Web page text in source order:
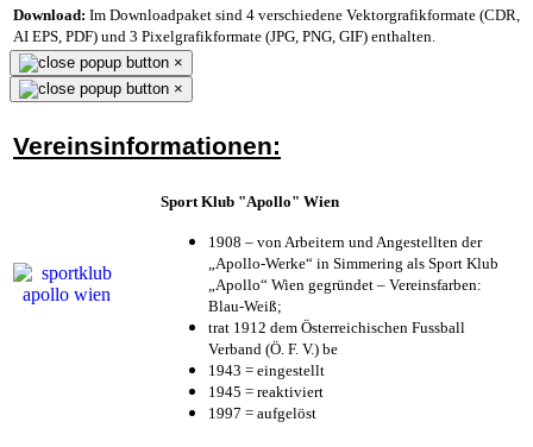
Download: Im Downloadpaket sind 4 verschiedene Vektorgrafikformate (CDR,
AI EPS, PDF) und 3 Pixelgrafikformate (JPG, PNG, GIF) enthalten.
×
×
Vereinsinformationen:
Sport Klub "Apollo" Wien
1908 – von Arbeitern und Angestellten der
„Apollo-Werke“ in Simmering als Sport Klub
„Apollo“ Wien gegründet – Vereinsfarben:
Blau-Weiß;
trat 1912 dem Österreichischen Fussball
Verband (Ö. F. V.) be
1943 = eingestellt
1945 = reaktiviert
1997 = aufgelöst